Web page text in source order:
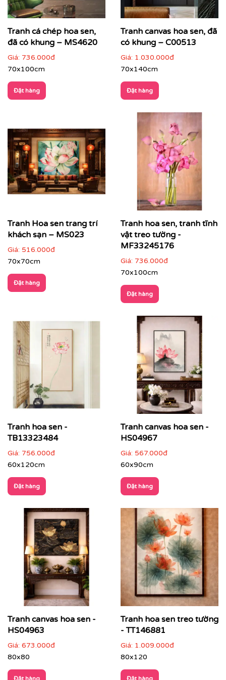
Phòng ngủ
: chọn tranh tông màu dịu để tăng cảm
giác thư thái
Phòng thờ, không gian thiền: thể hiện sự tôn
nghiêm và thanh tịnh
Tranh cá chép hoa sen,
đã có khung – MS4620
Giá: 736.000đ
70x100cm
Đặt hàng
Tranh canvas hoa sen, đã
có khung – C00513
Giá: 1.030.000đ
70x140cm
Đặt hàng
Tranh Hoa sen trang trí
khách sạn – MS023
Giá: 516.000đ
70x70cm
Đặt hàng
Tranh hoa sen, tranh tĩnh
vật treo tường -
MF33245176
Giá: 736.000đ
70x100cm
Đặt hàng
Tranh hoa sen -
TB13323484
Giá: 756.000đ
60x120cm
Đặt hàng
Tranh canvas hoa sen -
HS04967
Giá: 567.000đ
60x90cm
Đặt hàng
Tranh canvas hoa sen -
HS04963
Giá: 673.000đ
80x80
Đặt hàng
Tranh hoa sen treo tường
- TT146881
Giá: 1.009.000đ
80x120
Đặt hàng